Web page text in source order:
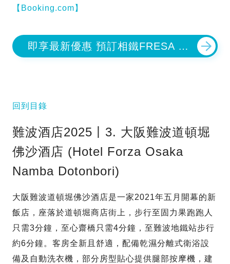
【Booking.com】
即享最新優惠 預訂相鐵FRESA IN
N難波站前酒店
回到目錄
難波酒店2025丨3. 大阪難波道頓堀
佛沙酒店 (Hotel Forza Osaka
Namba Dotonbori)
大阪難波道頓堀佛沙酒店是一家2021年五月開幕的新
飯店，座落於道頓堀商店街上，步行至固力果跑跑人
只需3分鐘，至心齋橋只需4分鐘，至難波地鐵站步行
約6分鐘。客房全新且舒適，配備乾濕分離式衛浴設
備及自動洗衣機，部分房型貼心提供腿部按摩機，建